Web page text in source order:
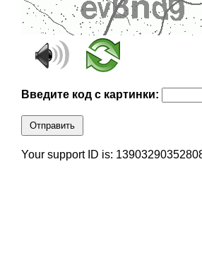
Введите код с картинки:
Отправить
Your support ID is: